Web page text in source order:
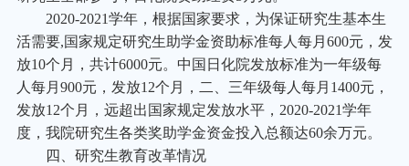
2020-2021学年，根据国家要求，为保证研究生基本生
活需要,国家规定研究生助学金资助标准每人每月600元，发
放10个月，共计6000元。中国日化院发放标准为一年级每
人每月900元，发放12个月，二、三年级每人每月1400元，
发放12个月，远超出国家规定发放水平，2020-2021学年
度，我院研究生各类奖助学金资金投入总额达60余万元。
四、研究生教育改革情况